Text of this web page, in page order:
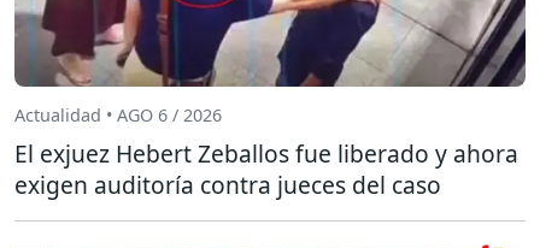
Actualidad • AGO 6 / 2026
El exjuez Hebert Zeballos fue liberado y ahora
exigen auditoría contra jueces del caso